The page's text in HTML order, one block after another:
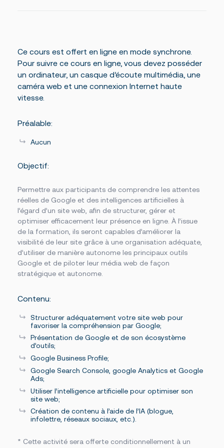
Ce cours est offert en ligne en mode synchrone.
Pour suivre ce cours en ligne, vous devez posséder
un ordinateur, un casque d’écoute multimédia, une
caméra web et une connexion Internet haute
vitesse.
Préalable:
Aucun
Objectif:
Permettre aux participants de comprendre les attentes
réelles de Google et des intelligences artificielles à
l’égard d’un site web, afin de structurer, gérer et
optimiser efficacement leur présence en ligne. À l’issue
de la formation, ils seront capables d’améliorer la
visibilité de leur site grâce à une organisation adéquate,
d’utiliser de manière autonome les principaux outils
Google et de piloter leur média web de façon
stratégique et autonome.
Contenu:
Structurer adéquatement votre site web pour
favoriser la compréhension par Google;
Présentation de Google et de son écosystème
d’outils;
Google Business Profile;
Google Search Console, google Analytics et Google
Ads;
Utiliser l’intelligence artificielle pour optimiser son
site web;
Création de contenu à l’aide de l’IA (blogue,
infolettre, réseaux sociaux, etc.).
* Cette activité sera offerte conditionnellement à un